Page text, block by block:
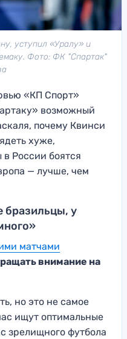
уступил «Уралу» и
Фото: ФК "Спартак"
«КП Спорт»
возможный
почему Квинси
хуже,
России боятся
— лучше, чем
бразильцы, у
матчами
внимание на
но это не самое
ищут оптимальные
зрелищного футбола